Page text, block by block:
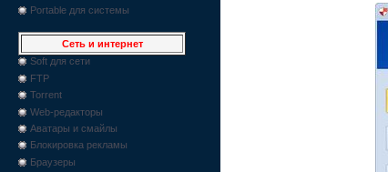
Portable для системы
Сеть и интернет
Soft для сети
FTP
Torrent
Web-редакторы
Аватары и смайлы
Блокировка рекламы
Браузеры